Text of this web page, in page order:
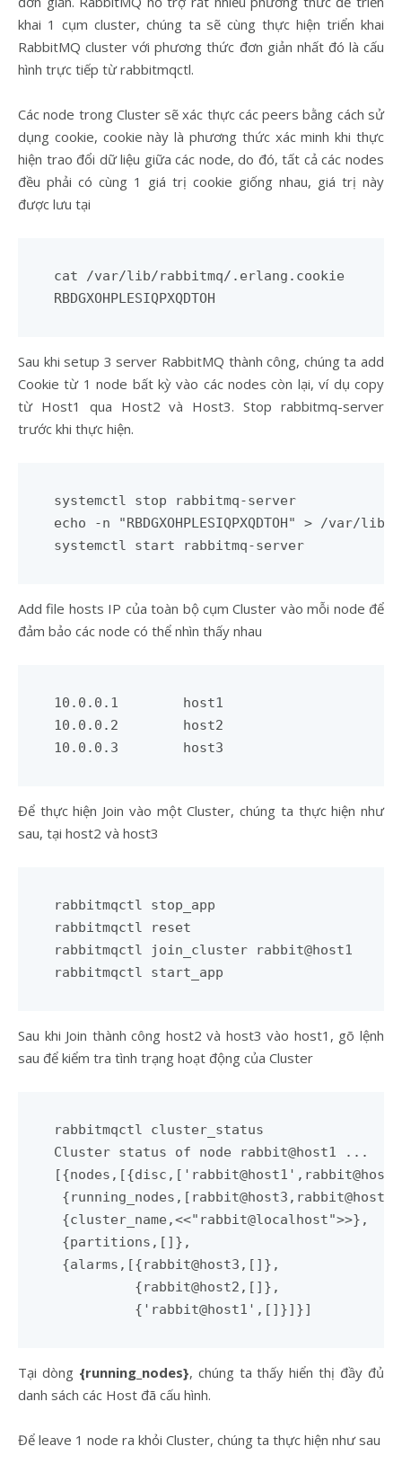
khai 1 cụm cluster, chúng ta sẽ cùng thực hiện triển khai
RabbitMQ cluster với phương thức đơn giản nhất đó là cấu
hình trực tiếp từ rabbitmqctl.
Các node trong Cluster sẽ xác thực các peers bằng cách sử
dụng cookie, cookie này là phương thức xác minh khi thực
hiện trao đổi dữ liệu giữa các node, do đó, tất cả các nodes
đều phải có cùng 1 giá trị cookie giống nhau, giá trị này
được lưu tại
cat /var/lib/rabbitmq/.erlang.cookie
Sau khi setup 3 server RabbitMQ thành công, chúng ta add
Cookie từ 1 node bất kỳ vào các nodes còn lại, ví dụ copy
từ Host1 qua Host2 và Host3. Stop rabbitmq-server
trước khi thực hiện.
systemctl stop rabbitmq-server
echo -n "RBDGXOHPLESIQPXQDTOH" > /var/
Add file hosts IP của toàn bộ cụm Cluster vào mỗi node để
đảm bảo các node có thể nhìn thấy nhau
10.0.0.1	host1
10.0.0.2	host2
Để thực hiện Join vào một Cluster, chúng ta thực hiện như
sau, tại host2 và host3
rabbitmqctl stop_app
rabbitmqctl reset
rabbitmqctl join_cluster rabbit@host1
Sau khi Join thành công host2 và host3 vào host1, gõ lệnh
sau để kiểm tra tình trạng hoạt động của Cluster
rabbitmqctl cluster_status
Cluster status of node rabbit@host1 ...
{cluster_name,<<"rabbit@localhost">>},
{partitions,[]},
{alarms,[{rabbit@host3,[]},
          {rabbit@host2,[]},
Tại dòng {running_nodes}, chúng ta thấy hiển thị đầy đủ
danh sách các Host đã cấu hình.
Để leave 1 node ra khỏi Cluster, chúng ta thực hiện như sau